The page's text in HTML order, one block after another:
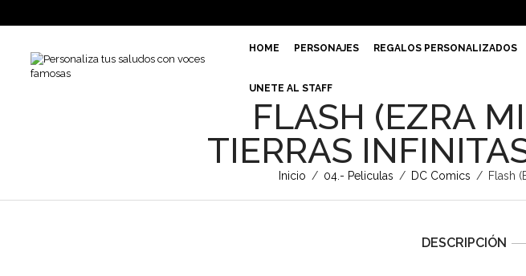
HOME PERSONAJES REGALOS PERSONALIZADOS
UNETE AL STAFF
FLASH (EZRA
TIERRAS
Inicio / 04.- Peliculas / DC Comics / Flash
DESCRIPCIÓN